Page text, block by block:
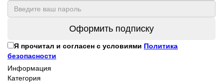
Оформить подписку
Я прочитал и согласен с условиями Политика
безопасности
Информация
Категория